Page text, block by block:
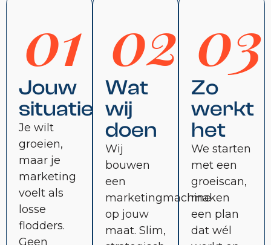
01
Jouw
situatie
Je wilt
groeien,
maar je
marketing
voelt als
losse
flodders.
Geen
02
Wat
wij
doen
Wij
bouwen
een
marketingmachine
op jouw
maat. Slim,
03
Zo
werkt
het
We starten
met een
groeiscan,
maken
een plan
dat wél